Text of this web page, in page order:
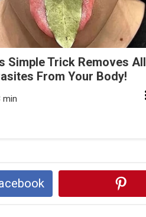
Simple Trick Removes All
From Your Body!
min